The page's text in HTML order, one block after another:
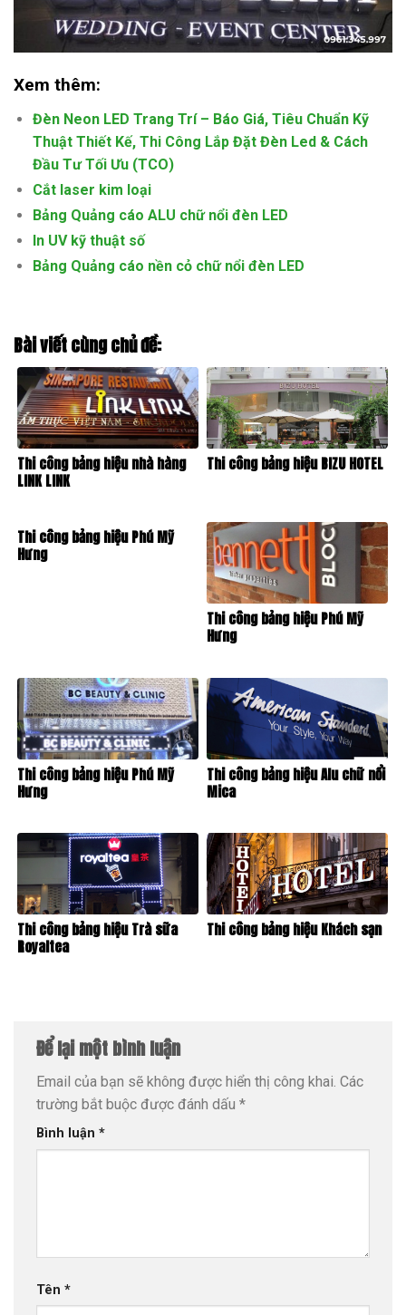
Xem thêm:
Đèn Neon LED Trang Trí – Báo Giá, Tiêu Chuẩn Kỹ
Thuật Thiết Kế, Thi Công Lắp Đặt Đèn Led & Cách
Đầu Tư Tối Ưu (TCO)
Cắt laser kim loại
Bảng Quảng cáo ALU chữ nổi đèn LED
In UV kỹ thuật số
Bảng Quảng cáo nền cỏ chữ nổi đèn LED
Bài viết cùng chủ đề:
Thi công bảng hiệu nhà hàng
LINK LINK
Thi công bảng hiệu BIZU HOTEL
Thi công bảng hiệu Phú Mỹ
Hưng
Thi công bảng hiệu Phú Mỹ
Hưng
Thi công bảng hiệu Phú Mỹ
Hưng
Thi công bảng hiệu Alu chữ nổi
Mica
Thi công bảng hiệu Trà sữa
Royaltea
Thi công bảng hiệu Khách sạn
Để lại một bình luận
Email của bạn sẽ không được hiển thị công khai. Các
trường bắt buộc được đánh dấu *
Bình luận *
Tên *